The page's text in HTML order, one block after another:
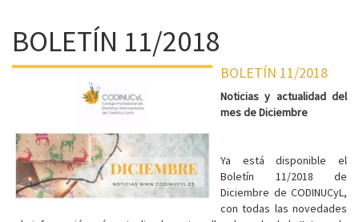
BOLETÍN 11/2018
BOLETÍN 11/2018
Noticias y actualidad del
mes de Diciembre
Ya está disponible el
Boletín 11/2018 de
Diciembre de CODINUCyL,
con todas las novedades